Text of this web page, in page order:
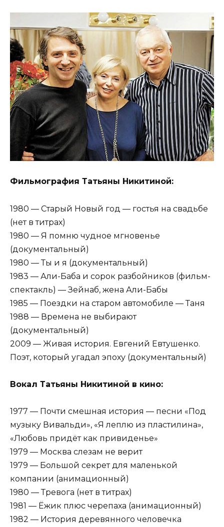
Фильмография Татьяны Никитиной:
1980 — Старый Новый год — гостья на свадьбе
(нет в титрах)
1980 — Я помню чудное мгновенье
(документальный)
1980 — Ты и я (документальный)
1983 — Али-Баба и сорок разбойников (фильм-
спектакль) — Зейнаб, жена Али-Бабы
1985 — Поездки на старом автомобиле — Таня
1988 — Времена не выбирают
(документальный)
2009 — Живая история. Евгений Евтушенко.
Поэт, который угадал эпоху (документальный)
Вокал Татьяны Никитиной в кино:
1977 — Почти смешная история — песни «Под
музыку Вивальди», «Я леплю из пластилина»,
«Любовь придёт как привиденье»
1979 — Москва слезам не верит
1979 — Большой секрет для маленькой
компании (анимационный)
1980 — Тревога (нет в титрах)
1981 — Ёжик плюс черепаха (анимационный)
1982 — История деревянного человечка